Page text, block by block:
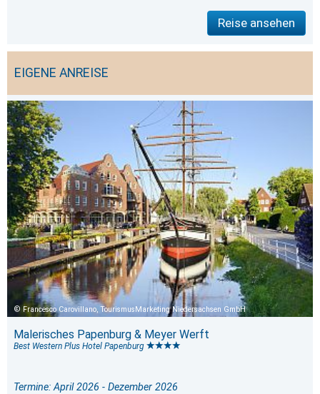
Reise ansehen
EIGENE ANREISE
Francesco Carovillano, TourismusMarketing Niedersachsen GmbH
Malerisches Papenburg & Meyer Werft
Best Western Plus Hotel Papenburg
Termine: April 2026 - Dezember 2026